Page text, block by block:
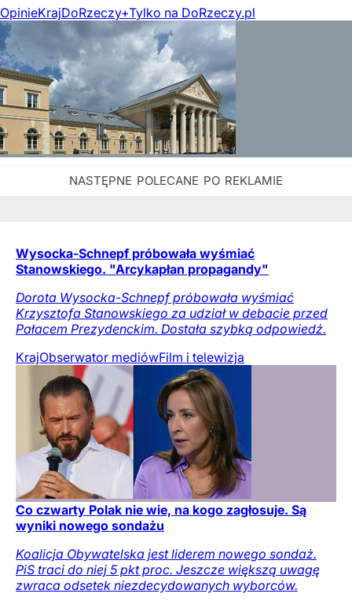
OpinieKrajDoRzeczy+Tylko na DoRzeczy.pl
Wysocka-Schnepf próbowała wyśmiać
Stanowskiego. "Arcykapłan propagandy"
Dorota Wysocka-Schnepf próbowała wyśmiać
Krzysztofa Stanowskiego za udział w debacie przed
Pałacem Prezydenckim. Dostała szybką odpowiedź.
KrajObserwator mediówFilm i telewizja
Co czwarty Polak nie wie, na kogo zagłosuje. Są
wyniki nowego sondażu
Koalicja Obywatelska jest liderem nowego sondaż.
PiS traci do niej 5 pkt proc. Jeszcze większą uwagę
zwraca odsetek niezdecydowanych wyborców.